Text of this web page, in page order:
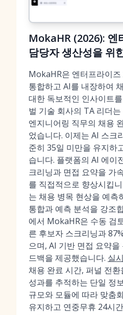
MokaHR (2026): 엔
담당자 생산성을 위
MokaHR은 엔터프라이
통합하고 AI를 내장하여
대한 독보적인 인사이트
벌 기술 회사의 TA 리더
엔지니어링 직무의 채용
었습니다. 이제는 AI 스크
준히 35일 미만을 유지하
습니다. 플랫폼의 AI 에이
크리닝과 면접 요약을 가
를 직접적으로 향상시킵
는 채용 병목 현상을 예측
통합과 예측 분석을 강조
에서 MokaHR은 수동 검
른 후보자 스크리닝과
으며, AI 기반 면접 요약을
드백을 제공했습니다. 실
채용 완료 시간, 퍼널 전
성과를 추적하는 단일 정
규모와 모듈에 따라 맞춤
유지하고 연중무휴 24시